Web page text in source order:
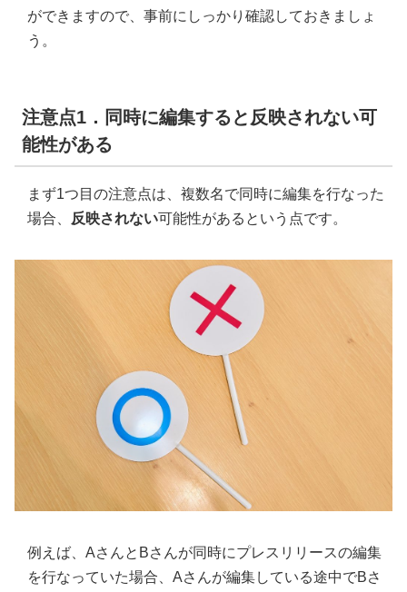
ができますので、事前にしっかり確認しておきましょ
う。
注意点1．同時に編集すると反映されない可
能性がある
まず1つ目の注意点は、複数名で同時に編集を行なった
場合、
反映されない可能性があるという点です。
例えば、AさんとBさんが同時にプレスリリースの編集
を行なっていた場合、Aさんが編集している途中でBさ